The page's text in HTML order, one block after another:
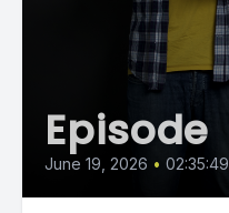
Episode
June 19, 2026 • 02:35:49